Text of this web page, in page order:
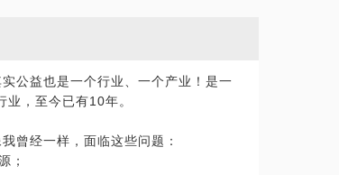
在的做公益。
公益也是一个行业、一个产业！是一
，至今已有10年。
曾经一样，面临这些问题：
；